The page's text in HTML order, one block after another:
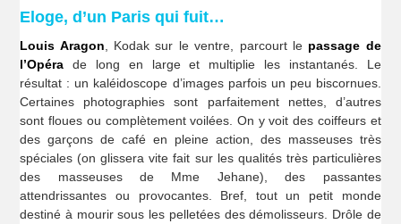
Eloge, d’un Paris qui fuit…
Louis Aragon , Kodak sur le ventre, parcourt le passage de
l’Opéra de long en large et multiplie les instantanés. Le
résultat : un kaléidoscope d’images parfois un peu biscornues.
Certaines photographies sont parfaitement nettes, d’autres
sont floues ou complètement voilées. On y voit des coiffeurs et
des garçons de café en pleine action, des masseuses très
spéciales (on glissera vite fait sur les qualités très particulières
des masseuses de Mme Jehane), des passantes
attendrissantes ou provocantes. Bref, tout un petit monde
destiné à mourir sous les pelletées des démolisseurs. Drôle de